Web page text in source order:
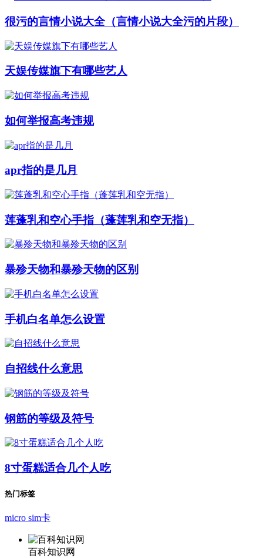
很污的言情小说大全（言情小说大全污的片段）
天娱传媒旗下有哪些艺人
如何举报高考违规
apr指的是几月
莲蓬乳和空心手指（蓬莲乳和空无指）
暴殄天物和暴殄天物的区别
手机白名单怎么设置
自招线什么意思
钢筋的等级及符号
8寸蛋糕适合几个人吃
热门标签
micro sim卡
百科知识网